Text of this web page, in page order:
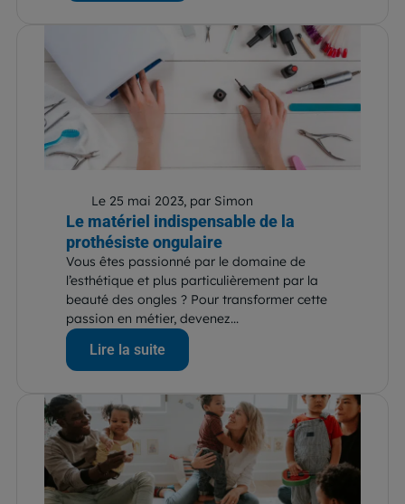
Le 25 mai 2023, par Simon
Le matériel indispensable de la
prothésiste ongulaire
Vous êtes passionné par le domaine de
l’esthétique et plus particulièrement par la
beauté des ongles ? Pour transformer cette
passion en métier, devenez...
Lire la suite